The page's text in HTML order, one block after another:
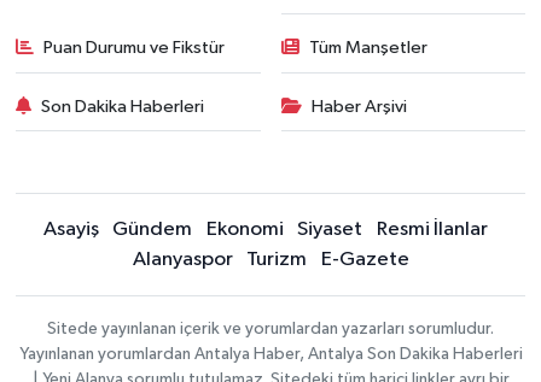
Puan Durumu ve Fikstür Tüm Manşetler
Son Dakika Haberleri Haber Arşivi
Asayiş Gündem Ekonomi Siyaset
Resmi İlanlar
Alanyaspor
Turizm E-Gazete
Sitede yayınlanan içerik ve yorumlardan yazarları sorumludur.
Yayınlanan yorumlardan Antalya Haber, Antalya Son Dakika Haberleri